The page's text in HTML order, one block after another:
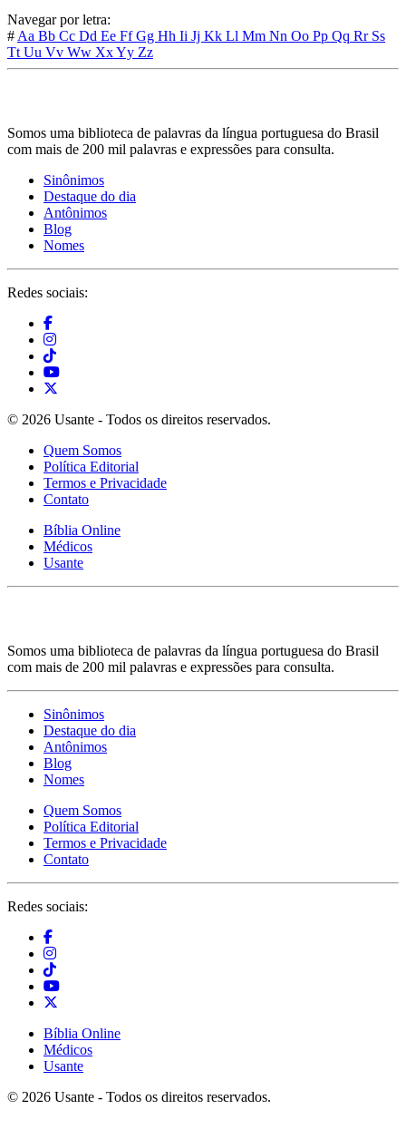
Navegar por letra:
# Aa Bb Cc Dd Ee FfGg Hh Ii Jj Kk Ll Mm Nn Oo Pp Qq Rr Ss
Tt Uu Vv Ww XxYy Zz
Somos uma biblioteca de palavras da língua portuguesa do Brasil
com mais de 200 mil palavras e expressões para consulta.
Sinônimos
Destaque do dia
Antônimos
Blog
Nomes
Redes sociais:
© 2026 Usante - Todos os direitos reservados.
Quem Somos
Política Editorial
Termos e Privacidade
Contato
Bíblia Online
Médicos
Usante
Somos uma biblioteca de palavras da língua portuguesa do Brasil
com mais de 200 mil palavras e expressões para consulta.
Sinônimos
Destaque do dia
Antônimos
Blog
Nomes
Quem Somos
Política Editorial
Termos e Privacidade
Contato
Redes sociais:
Bíblia Online
Médicos
Usante
© 2026 Usante - Todos os direitos reservados.